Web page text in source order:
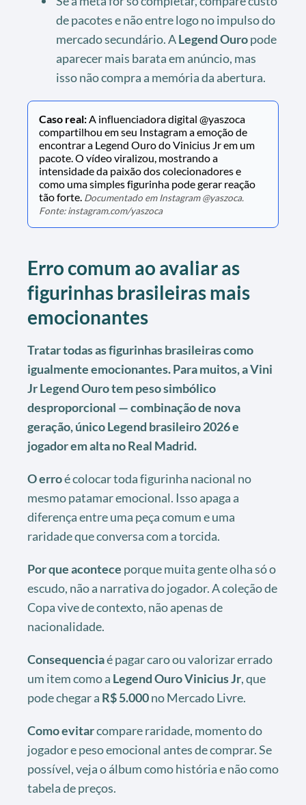
de pacotes e não entre logo no impulso do
mercado secundário. ALegend Ouropode
aparecer mais barata em anúncio, mas
isso não compra a memória da abertura.
Caso real:A influenciadora digital @yaszoca
compartilhou em seu Instagram a emoção de
encontrar a Legend Ouro do Vinicius Jr em um
pacote. O vídeo viralizou, mostrando a
intensidade da paixão dos colecionadores e
como uma simples figurinha pode gerar reação
tão forte. Documentado em Instagram @yaszoca.
Fonte: instagram.com/yaszoca
Erro comum ao avaliar as
figurinhas brasileiras mais
emocionantes
Tratar todas as figurinhas brasileiras como
igualmente emocionantes. Para muitos, a Vini
Jr Legend Ouro tem peso simbólico
desproporcional — combinação de nova
geração, único Legend brasileiro 2026 e
jogador em alta no Real Madrid.
O erroé colocar toda figurinha nacional no
mesmo patamar emocional. Isso apaga a
diferença entre uma peça comum e uma
raridade que conversa com a torcida.
Por que acontece porque muita gente olha só o
escudo, não a narrativa do jogador. A coleção de
Copa vive de contexto, não apenas de
nacionalidade.
Consequenciaé pagar caro ou valorizar errado
um item como a Legend Ouro Vinicius Jr, que
pode chegar a R$ 5.000no Mercado Livre.
Como evitarcompare raridade, momento do
jogador e peso emocional antes de comprar. Se
possível, veja o álbum como história e não como
tabela de preços.